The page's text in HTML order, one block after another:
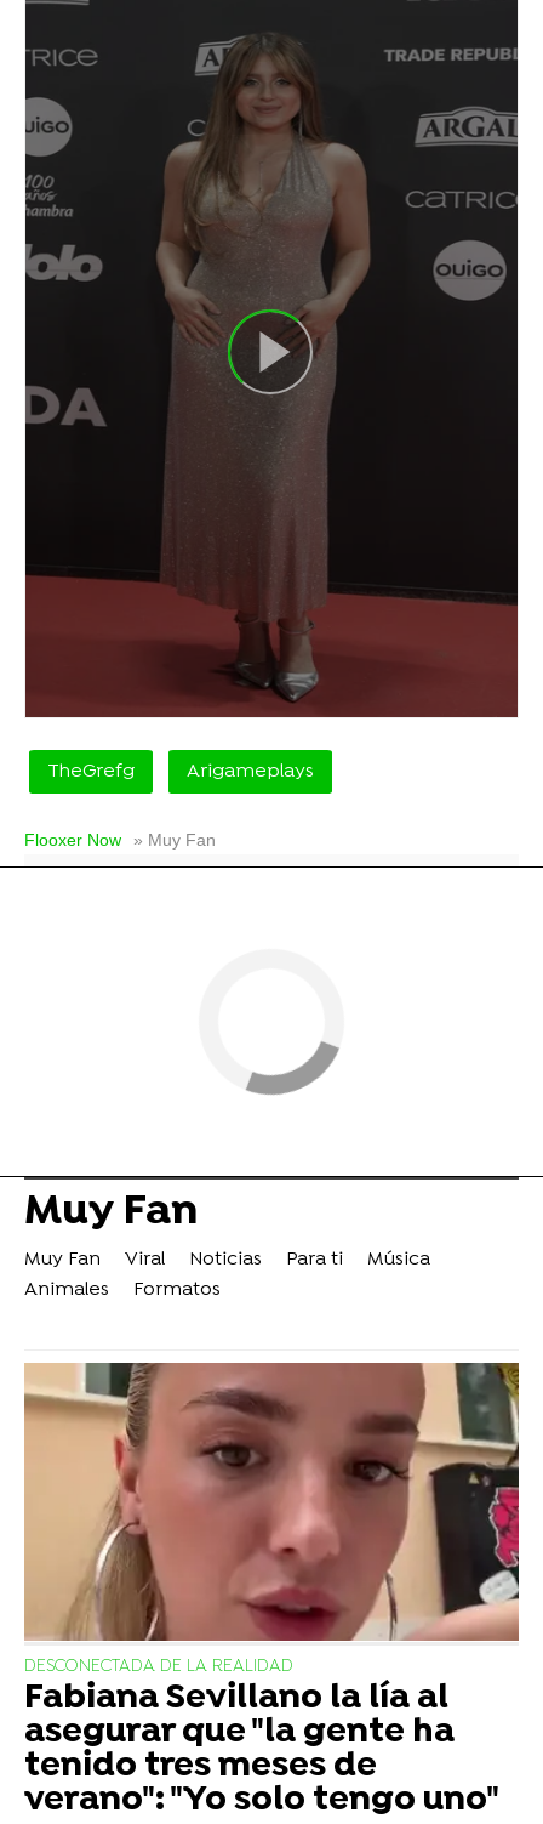
TheGrefg Arigameplays
Flooxer Now » Muy Fan
Muy Fan
Muy Fan Viral Noticias Para ti
Música
Animales
Formatos
DESCONECTADA DE LA REALIDAD
Fabiana Sevillano la lía al
asegurar que "la gente ha
tenido tres meses de
verano": "Yo solo tengo uno"